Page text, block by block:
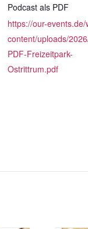
Podcast als PDF
https://our-events.de/
content/uploads/
PDF-Freizeitpark-
Ostrittrum.pdf